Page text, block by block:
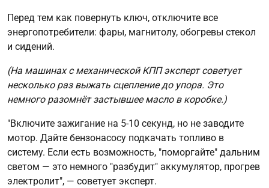
Перед тем как повернуть ключ, отключите все
энергопотребители: фары, магнитолу, обогревы стекол
и сидений.
(На машинах с механической КПП эксперт советует
несколько раз выжать сцепление до упора. Это
немного разомнёт застывшее масло в коробке.)
"Включите зажигание на 5-10 секунд, но не заводите
мотор. Дайте бензонасосу подкачать топливо в
систему. Если есть возможность, "поморгайте" дальним
светом — это немного "разбудит" аккумулятор, прогрев
электролит", — советует эксперт.